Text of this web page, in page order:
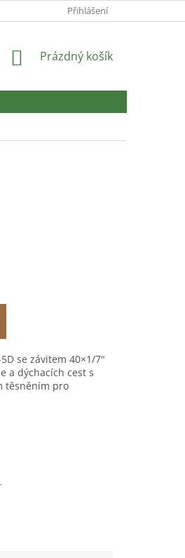
Přihlášení
NÁKUPNÍ
Prázdný košík
se závitem 40×1/7"
a dýchacích cest s
těsněním pro